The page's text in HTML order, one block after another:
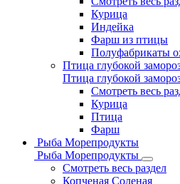
Курица
Индейка
Фарш из птицы
Полуфабрикаты
Птица глубокой
Птица глубокой
Смотреть весь
Курица
Птица
Фарш
Рыба Морепродукты
Рыба Морепродукты
Смотреть весь раздел
Копченая Соленая